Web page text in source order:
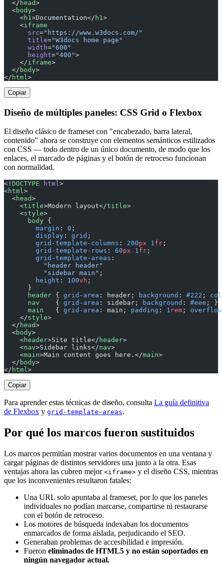
  </
head>
  <
body>
    <
h1>Documentation</ h1>
    <
iframe
      src
="https://www.w3docs.com/"
      title
="W3docs home page"
      width
="600"
      height
="400">
    </
iframe>
  </
body>
</ html>
Copiar
Diseño de múltiples paneles: CSS Grid o Flexbox
El diseño clásico de frameset con "encabezado, barra lateral,
contenido" ahora se construye con elementos semánticos estilizados
con CSS — todo dentro de un único documento, de modo que los
enlaces, el marcado de páginas y el botón de retroceso funcionan
con normalidad.
<! DOCTYPE html>
<html>
  <
head>
    <
title>Modern layout</title>
    <
style>
      body
{
        margin
: 0 ;
        display
: grid ;
        grid-template-columns
: 200px 1fr ;
        grid-template-rows
: 60px 1fr ;
        grid-template-areas
:
          "header header"
          "sidebar main"
;
        height
: 100vh ;
      }
      header
{ grid-area : header; background : #222 ;
      nav
    {
grid-area : sidebar; background : #eee ; }
      main
   {
grid-area : main; padding : 1 rem ; overflow
    </
style>
  </
head>
  <
body>
    <
header>Site title</ header>
    <
nav>Sidebar links</nav>
    <
main>Main content goes here.</main>
  </
body>
</ html>
Copiar
Para aprender estas técnicas de diseño, consulta La guía definitiva
de Flexbox y grid-template-areas.
Por qué los marcos fueron sustituidos
Los marcos permitían mostrar varios documentos en una ventana y
cargar páginas de distintos servidores una junto a la otra. Esas
ventajas ahora las cubren mejor <iframe> y el diseño CSS, mientras
que los inconvenientes resultaron fatales:
Una URL solo apuntaba al frameset, por lo que los paneles
individuales no podían marcarse, compartirse ni restaurarse
con el botón de retroceso.
Los motores de búsqueda indexaban los documentos
enmarcados de forma aislada, perjudicando el SEO.
Generaban problemas de accesibilidad e impresión.
Fueron eliminados de HTML5 y no están soportados en
ningún navegador actual.